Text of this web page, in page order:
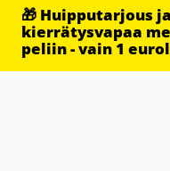
🎁 Huipputarjous
kierrätysvapaa
peliin - vain 1